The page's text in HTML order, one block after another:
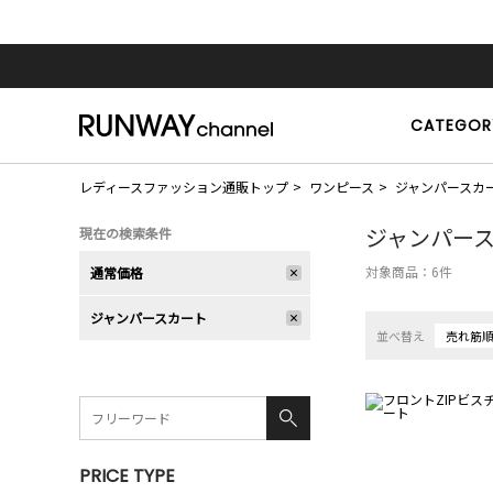
レディースファッション通販トップ ワンピース ジャンパースカ
ジャンパー
対象商品： 6件
並べ替え 売れ筋順
現在の検索条件
通常価格
ジャンパースカート
PRICE TYPE